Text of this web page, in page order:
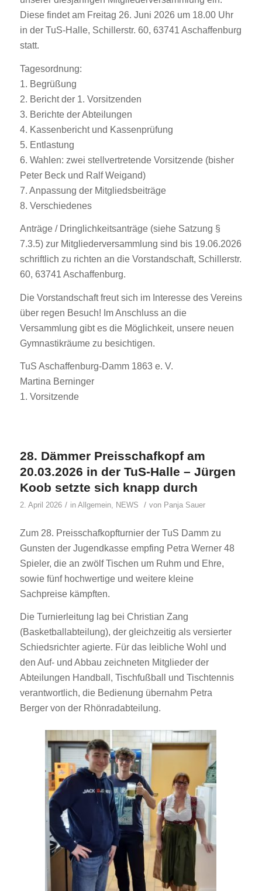
Diese findet am Freitag 26. Juni 2026 um 18.00 Uhr
in der TuS-Halle, Schillerstr. 60, 63741 Aschaffenburg
statt.
Tagesordnung:
1. Begrüßung
2. Bericht der 1. Vorsitzenden
3. Berichte der Abteilungen
4. Kassenbericht und Kassenprüfung
5. Entlastung
6. Wahlen: zwei stellvertretende Vorsitzende (bisher
Peter Beck und Ralf Weigand)
7. Anpassung der Mitgliedsbeiträge
8. Verschiedenes
Anträge / Dringlichkeitsanträge (siehe Satzung §
7.3.5) zur Mitgliederversammlung sind bis 19.06.2026
schriftlich zu richten an die Vorstandschaft, Schillerstr.
60, 63741 Aschaffenburg.
Die Vorstandschaft freut sich im Interesse des Vereins
über regen Besuch! Im Anschluss an die
Versammlung gibt es die Möglichkeit, unsere neuen
Gymnastikräume zu besichtigen.
TuS Aschaffenburg-Damm 1863 e. V.
Martina Berninger
1. Vorsitzende
28. Dämmer Preisschafkopf am
20.03.2026 in der TuS-Halle – Jürgen
Koob setzte sich knapp durch
2. April 2026 / in Allgemein, NEWS / von Panja Sauer
Zum 28. Preisschafkopfturnier der TuS Damm zu
Gunsten der Jugendkasse empfing Petra Werner 48
Spieler, die an zwölf Tischen um Ruhm und Ehre,
sowie fünf hochwertige und weitere kleine
Sachpreise kämpften.
Die Turnierleitung lag bei Christian Zang
(Basketballabteilung), der gleichzeitig als versierter
Schiedsrichter agierte. Für das leibliche Wohl und
den Auf- und Abbau zeichneten Mitglieder der
Abteilungen Handball, Tischfußball und Tischtennis
verantwortlich, die Bedienung übernahm Petra
Berger von der Rhönradabteilung.